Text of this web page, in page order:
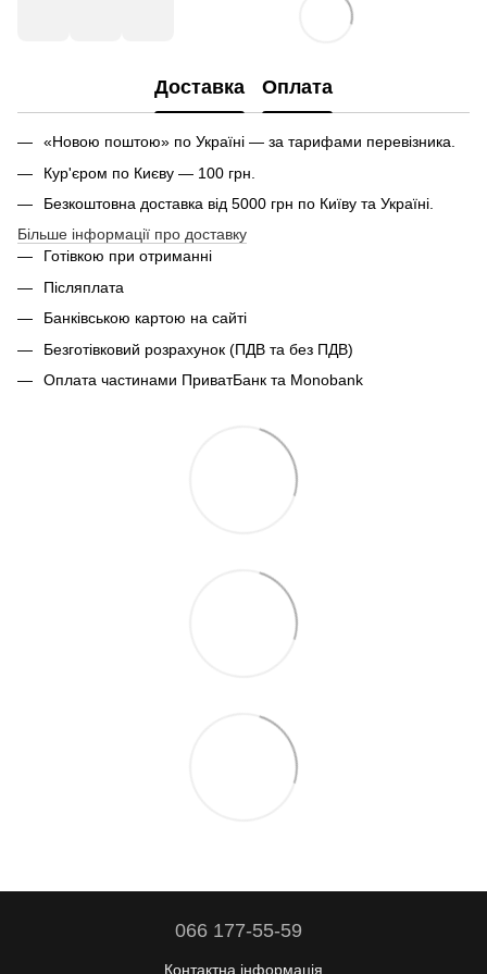
Доставка Оплата
«Новою поштою» по Україні — за тарифами перевізника.
Кур'єром по Києву — 100 грн.
Безкоштовна доставка від 5000 грн по Київу та Україні.
Більше інформації про доставку
Готівкою при отриманні
Післяплата
Банківською картою на сайті
Безготівковий розрахунок (ПДВ та без ПДВ)
Оплата частинами ПриватБанк та Monobank
066 177-55-59
Контактна інформація